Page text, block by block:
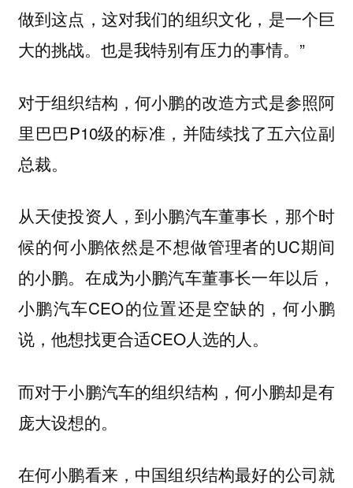
做到这点，这对我们的组织文化，是一个巨
大的挑战。也是我特别有压力的事情。”
对于组织结构，何小鹏的改造方式是参照阿
里巴巴P10级的标准，并陆续找了五六位副
总裁。
从天使投资人，到小鹏汽车董事长，那个时
候的何小鹏依然是不想做管理者的UC期间
的小鹏。在成为小鹏汽车董事长一年以后，
小鹏汽车CEO的位置还是空缺的，何小鹏
说，他想找更合适CEO人选的人。
而对于小鹏汽车的组织结构，何小鹏却是有
庞大设想的。
在何小鹏看来，中国组织结构最好的公司就